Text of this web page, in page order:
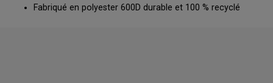
Fabriqué en polyester 600D durable et 100 % recyclé